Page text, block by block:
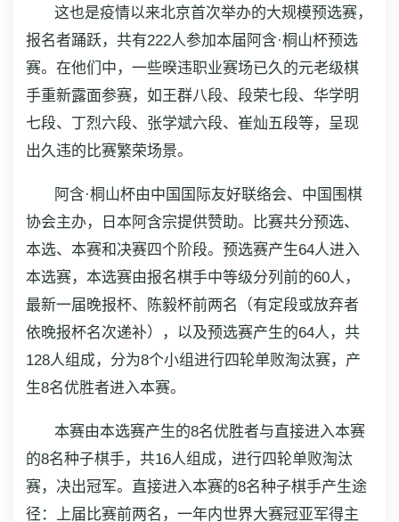
这也是疫情以来北京首次举办的大规模预选赛，
报名者踊跃，共有222人参加本届阿含·桐山杯预选
赛。在他们中，一些暌违职业赛场已久的元老级棋
手重新露面参赛，如王群八段、段荣七段、华学明
七段、丁烈六段、张学斌六段、崔灿五段等，呈现
出久违的比赛繁荣场景。
阿含·桐山杯由中国国际友好联络会、中国围棋
协会主办，日本阿含宗提供赞助。比赛共分预选、
本选、本赛和决赛四个阶段。预选赛产生64人进入
本选赛，本选赛由报名棋手中等级分列前的60人，
最新一届晚报杯、陈毅杯前两名（有定段或放弃者
依晚报杯名次递补），以及预选赛产生的64人，共
128人组成，分为8个小组进行四轮单败淘汰赛，产
生8名优胜者进入本赛。
本赛由本选赛产生的8名优胜者与直接进入本赛
的8名种子棋手，共16人组成，进行四轮单败淘汰
赛，决出冠军。直接进入本赛的8名种子棋手产生途
径：上届比赛前两名，一年内世界大赛冠亚军得主